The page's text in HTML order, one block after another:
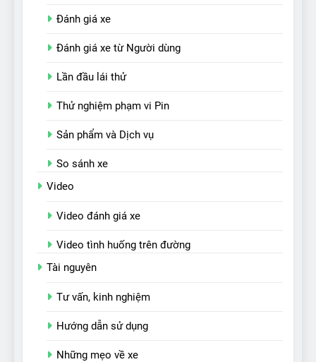
Đánh giá xe
Đánh giá xe từ Người dùng
Lần đầu lái thử
Thử nghiệm phạm vi Pin
Sản phẩm và Dịch vụ
So sánh xe
Video
Video đánh giá xe
Video tình huống trên đường
Tài nguyên
Tư vấn, kinh nghiệm
Hướng dẫn sử dụng
Những mẹo về xe